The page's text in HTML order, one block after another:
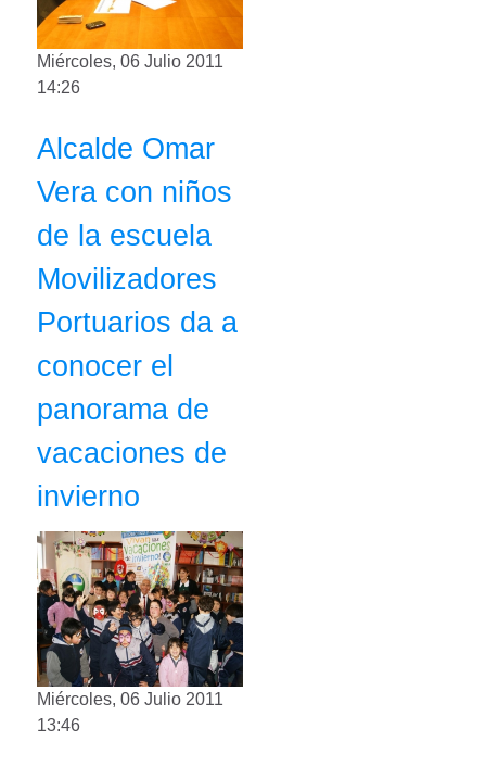
Miércoles, 06 Julio 2011
14:26
Alcalde Omar
Vera con niños
de la escuela
Movilizadores
Portuarios da a
conocer el
panorama de
vacaciones de
invierno
Miércoles, 06 Julio 2011
13:46